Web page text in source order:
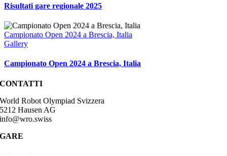
Risultati gare regionale 2025
Campionato Open 2024 a Brescia, Italia
Gallery
Campionato Open 2024 a Brescia, Italia
CONTATTI
World Robot Olympiad Svizzera
5212 Hausen AG
info@wro.swiss
GARE